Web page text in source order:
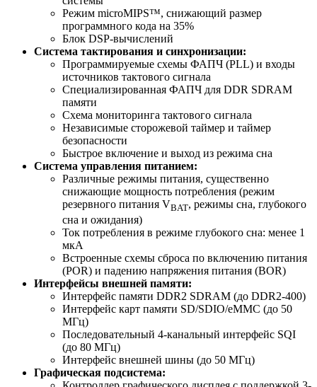
Режим microMIPS™, снижающий размер
программного кода на 35%
Блок DSP-вычислений
Система тактирования и синхронизации:
Программируемые схемы ФАПЧ (PLL) и входы
источников тактового сигнала
Специализированная ФАПЧ для DDR SDRAM
памяти
Схема мониторинга тактового сигнала
Независимые сторожевой таймер и таймер
безопасности
Быстрое включение и выход из режима сна
Система управления питанием:
Различные режимы питания, существенно
снижающие мощность потребления (режим
резервного питания VBAT, режимы сна, глубокого
сна и ожидания)
Ток потребления в режиме глубокого сна: менее 1
мкА
Встроенные схемы сброса по включению питания
(POR) и падению напряжения питания (BOR)
Интерфейсы внешней памяти:
Интерфейс памяти DDR2 SDRAM (до DDR2-400)
Интерфейс карт памяти SD/SDIO/eMMC (до 50
МГц)
Последовательный 4-канальный интерфейс SQI
(до 80 МГц)
Интерфейс внешней шины (до 50 МГц)
Графическая подсистема: